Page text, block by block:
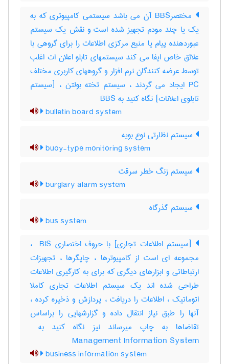
مختصرBBS آن می باشد سیستمی کامپیوتری که به
یک یا چند مودم تجهیز شده است و نقش یک سیستم
عبوردهنده پیام یا منبع مرکزی اطلاعات را برای گروهی با
علائق خاص ایفا می کند سیستمهای تابلو اعلان ات اغلب
توسط عرضه کنندگان نرم افزار و گروههای کاربری مختلف
PC ایجاد می گردند ، سیستم تخته بولتن ، [سیستم
تابلوی اعلانات] نگاه کنید به ‎ BBS
bulletin board system
سیستم نظارتی نوع بویه
buoy-type monitoring system
سیستم زنگ خطر سرقت
burglary alarm system
سیستم گذرگاه
bus system
[سیستم اطلاعات تجاری] با حروف اختصاری ‎ BIS ،
مجموعه ای است از کامپیوترها ، چاپگرها ، تجهیزات
ارتباطاتی و ابزارهای دیگری که برای به کارگیری اطلاعات
طراحی شده اند یک سیستم اطلاعات تجاری کاملا
اتوماتیک ، اطلاعات را دریافت ، پردازش و ذخیره کرده ،
آنها را طبق نیاز انتقال داده و گزارشهایی را براساس
Management Information System
business information system